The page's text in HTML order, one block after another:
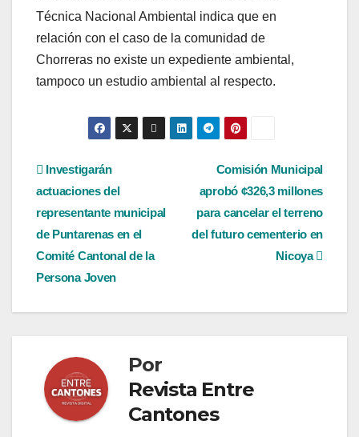
Técnica Nacional Ambiental indica que en
relación con el caso de la comunidad de
Chorreras no existe un expediente ambiental,
tampoco un estudio ambiental al respecto.
Navegación
de
entradas
Comisión Municipal
aprobó ¢326,3 millones
para cancelar el terreno
del futuro cementerio en
Nicoya
Investigarán
actuaciones del
representante municipal
de Puntarenas en el
Comité Cantonal de la
Persona Joven
Por
Revista Entre
Cantones